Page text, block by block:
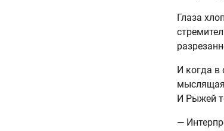
Глаза
И когда в
мыслящая
И Рыжей
—